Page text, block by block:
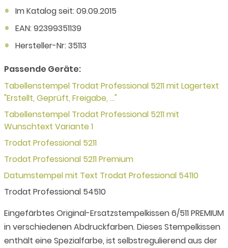
Im Katalog seit: 09.09.2015
EAN: 92399351139
Hersteller-Nr: 35113
Passende Geräte:
Tabellenstempel Trodat Professional 5211 mit Lagertext
"Erstellt, Geprüft, Freigabe, ..."
Tabellenstempel Trodat Professional 5211 mit
Wunschtext Variante 1
Trodat Professional 5211
Trodat Professional 5211 Premium
Datumstempel mit Text Trodat Professional 54110
Trodat Professional 54510
Eingefärbtes Original-Ersatzstempelkissen 6/511 PREMIUM
in verschiedenen Abdruckfarben. Dieses Stempelkissen
enthält eine Spezialfarbe, ist selbstregulierend aus der